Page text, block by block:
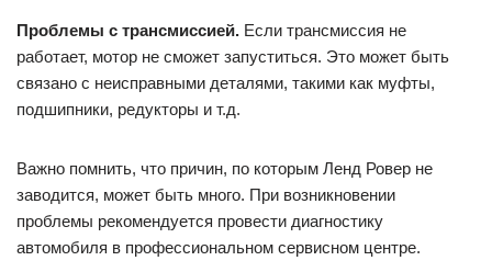
Проблемы с трансмиссией. Если трансмиссия не
работает, мотор не сможет запуститься. Это может быть
связано с неисправными деталями, такими как муфты,
подшипники, редукторы и т.д.
Важно помнить, что причин, по которым Ленд Ровер не
заводится, может быть много. При возникновении
проблемы рекомендуется провести диагностику
автомобиля в профессиональном сервисном центре.